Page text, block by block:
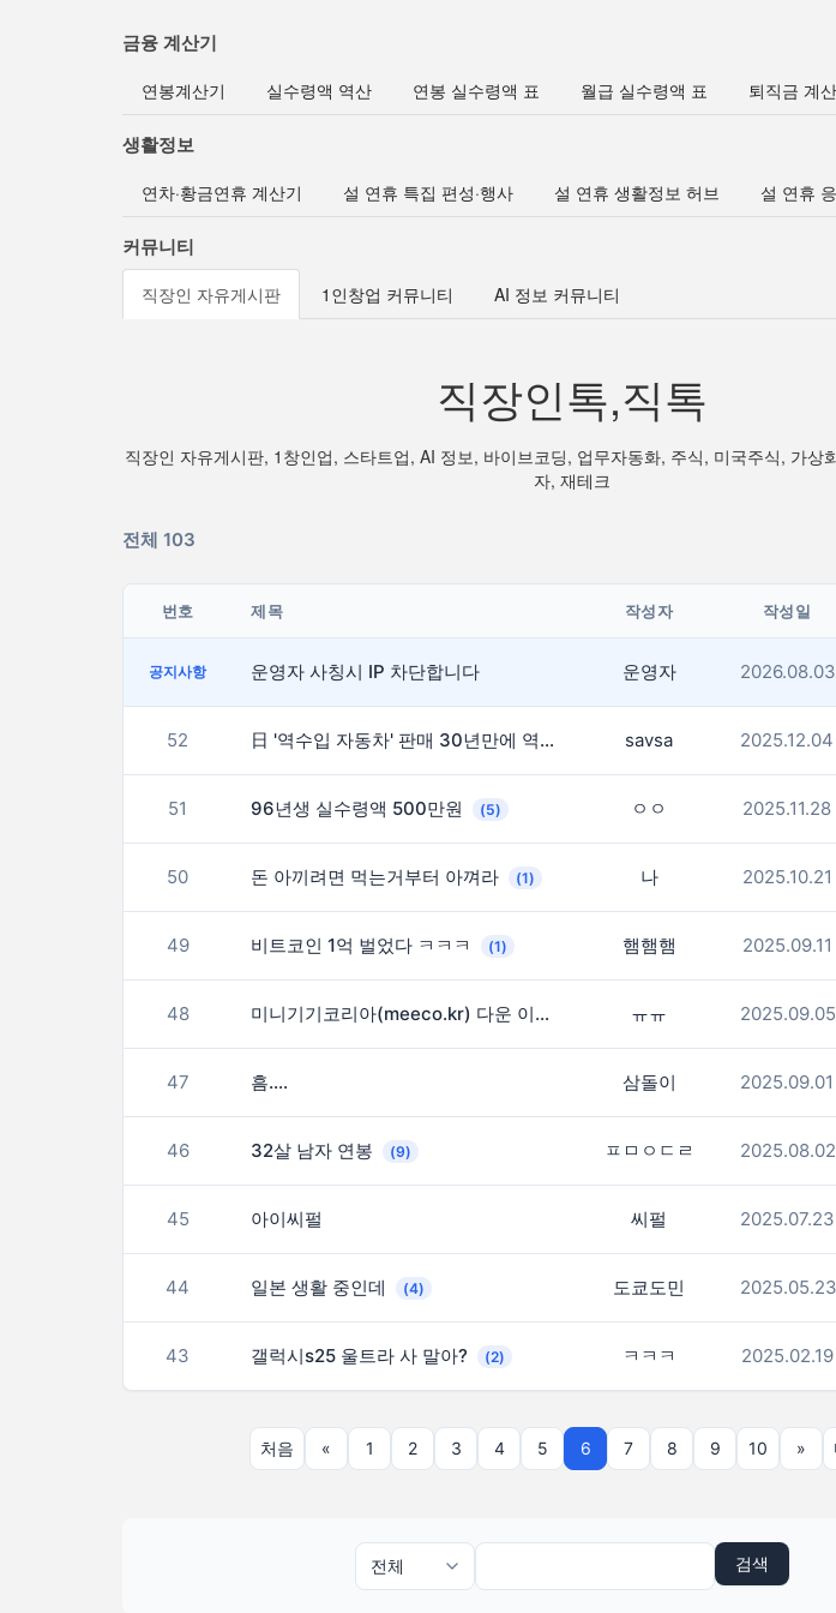
금융 계산기
연봉계산기 실수령액 역산 연봉 실수령액 표 월급 실수령액 표 퇴직금 계
생활정보
연차·황금연휴 계산기 설 연휴 특집 편성·행사 설 연휴 생활정보 허브 설 연휴
커뮤니티
직장인 자유게시판 1인창업 커뮤니티 AI 정보 커뮤니티
직장인톡,직톡
직장인 자유게시판, 1창인업, 스타트업, AI 정보, 바이브코딩, 업무자동화, 주식, 미국주식, 가상
자, 재테크
전체 103
번호 제목 작성자 작성일
공지사항 운영자 사칭시 IP 차단합니다 운영자 2026.08.03
52 日 '역수입 자동차' 판매 30년만에 역대 최대…인도서 생산 증가 savsa 2025.12.04
51 96년생 실수령액 500만원 (5) ㅇㅇ 2025.11.28
50 돈 아끼려면 먹는거부터 아껴라 (1) 나 2025.10.21
49 비트코인 1억 벌었다 ㅋㅋㅋ (1) 햄햄햄 2025.09.11
48 미니기기코리아(meeco.kr) 다운 이유가 ㅠㅠ ㅠㅠ 2025.09.05
47 흠…. 삼돌이 2025.09.01
46 32살 남자 연봉 (9) ㅍㅁㅇㄷㄹ 2025.08.02
45 아이씨펄 씨펄 2025.07.23
44 일본 생활 중인데 (4) 도쿄도민 2025.05.23
43 갤럭시s25 울트라 사 말아? (2) ㅋㅋㅋ 2025.02.19
처음 « 1 2 3 4 5 6 7 8 9 10 »
검색